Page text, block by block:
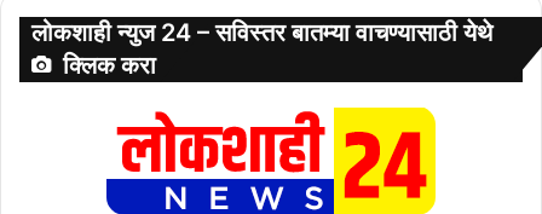
लोकशाही न्युज 24 – सविस्तर बातम्या वाचण्यासाठी येथे
क्लिक करा